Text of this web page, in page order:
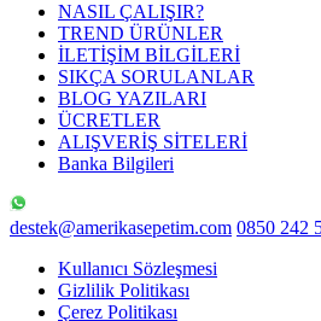
NASIL ÇALIŞIR?
TREND ÜRÜNLER
İLETİŞİM BİLGİLERİ
SIKÇA SORULANLAR
BLOG YAZILARI
ÜCRETLER
ALIŞVERİŞ SİTELERİ
Banka Bilgileri
destek@amerikasepetim.com 0850 242
Kullanıcı Sözleşmesi
Gizlilik Politikası
Çerez Politikası